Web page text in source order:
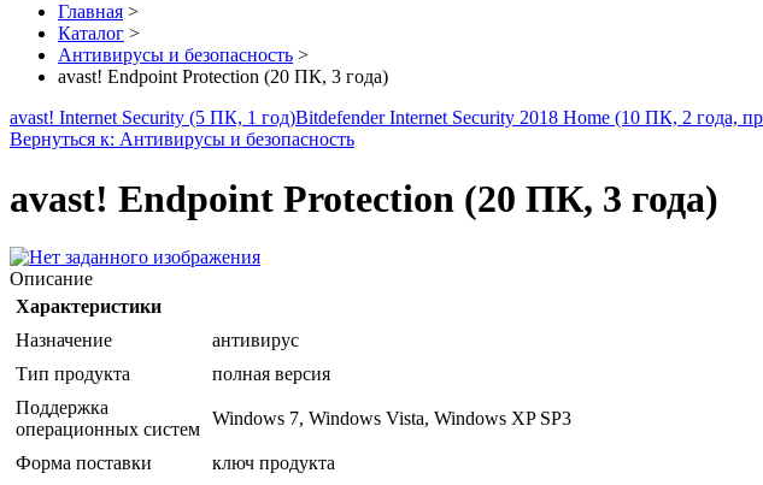
Главная >
Каталог >
Антивирусы и безопасность >
avast! Endpoint Protection (20 ПК, 3 года)
avast! Internet Security (5 ПК, 1 год)Bitdefender Internet Security 2018 Home (10 ПК, 2 года,
Вернуться к: Антивирусы и безопасность
avast! Endpoint Protection (20 ПК, 3 года)
Описание
Характеристики
Назначение
антивирус
Тип продукта
полная версия
Поддержка
операционных систем
Windows 7, Windows Vista, Windows XP SP3
Форма поставки
ключ продукта